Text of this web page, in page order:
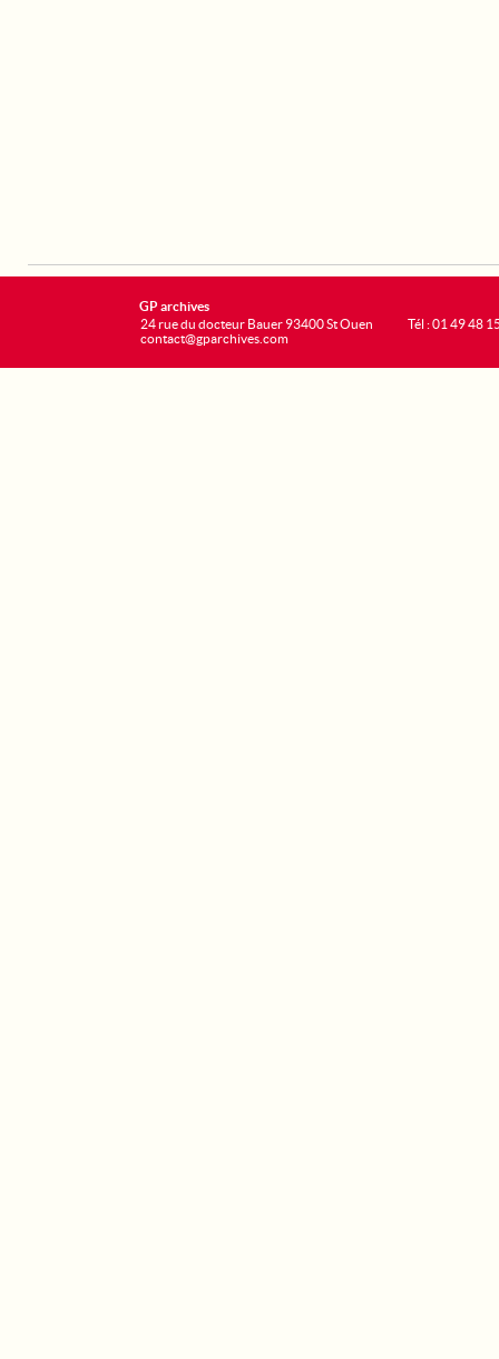
GP archives
24 rue du docteur Bauer 93400 St Ouen
contact@gparchives.com
Tél : 01 49 48